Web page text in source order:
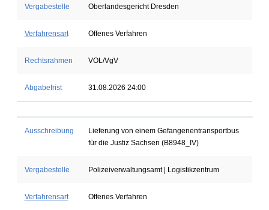
Vergabestelle Oberlandesgericht Dresden
Verfahrensart Offenes Verfahren
Rechtsrahmen VOL/VgV
Abgabefrist 31.08.2026 24:00
Ausschreibung
Lieferung von einem Gefangenentransportbus
für die Justiz Sachsen (B8948_IV)
Vergabestelle Polizeiverwaltungsamt | Logistikzentrum
Verfahrensart Offenes Verfahren